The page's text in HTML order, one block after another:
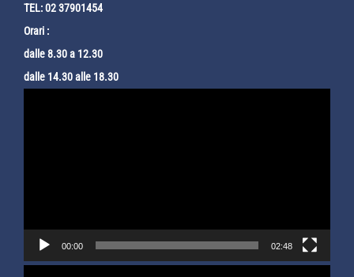
TEL: 02 37901454
Orari :
dalle 8.30 a 12.30
dalle 14.30 alle 18.30
00:00 02:48